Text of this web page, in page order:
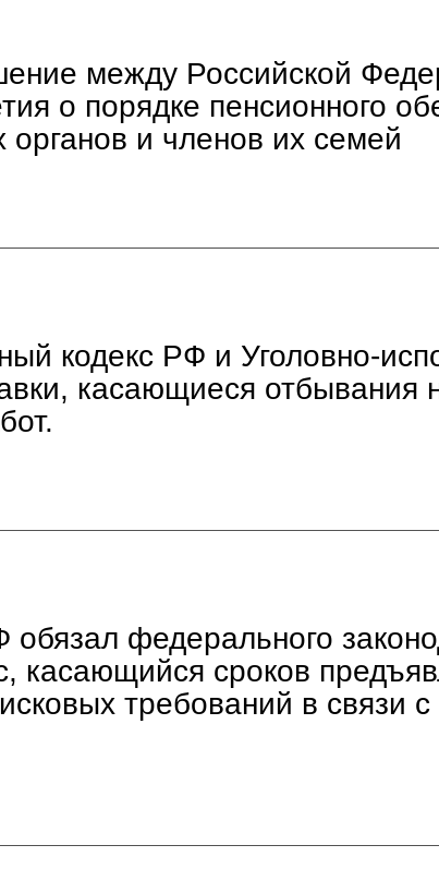
между Российской
о порядке пенсионного
и членов их семей
кодекс РФ и Уголовно-
касающиеся отбывания
федерального
касающийся сроков
требований в связи